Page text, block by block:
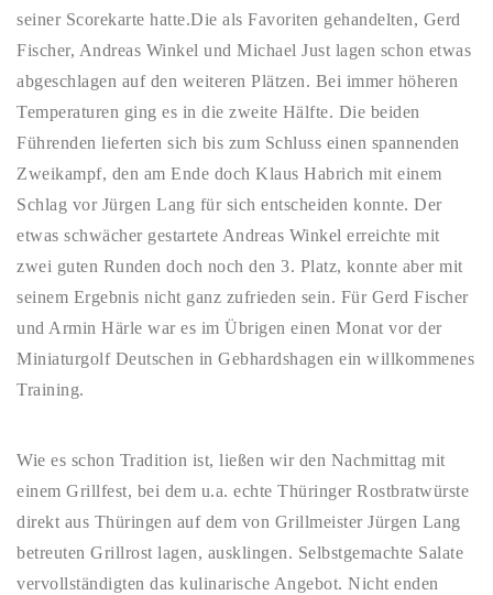
seiner Scorekarte hatte.Die als Favoriten gehandelten, Gerd
Fischer, Andreas Winkel und Michael Just lagen schon etwas
abgeschlagen auf den weiteren Plätzen. Bei immer höheren
Temperaturen ging es in die zweite Hälfte. Die beiden
Führenden lieferten sich bis zum Schluss einen spannenden
Zweikampf, den am Ende doch Klaus Habrich mit einem
Schlag vor Jürgen Lang für sich entscheiden konnte. Der
etwas schwächer gestartete Andreas Winkel erreichte mit
zwei guten Runden doch noch den 3. Platz, konnte aber mit
seinem Ergebnis nicht ganz zufrieden sein. Für Gerd Fischer
und Armin Härle war es im Übrigen einen Monat vor der
Miniaturgolf Deutschen in Gebhardshagen ein willkommenes
Training.
Wie es schon Tradition ist, ließen wir den Nachmittag mit
einem Grillfest, bei dem u.a. echte Thüringer Rostbratwürste
direkt aus Thüringen auf dem von Grillmeister Jürgen Lang
betreuten Grillrost lagen, ausklingen. Selbstgemachte Salate
vervollständigten das kulinarische Angebot. Nicht enden